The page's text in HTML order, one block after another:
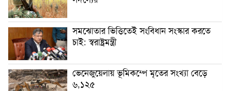
সমঝোতার ভিত্তিতেই সংবিধান সংস্কার করতে
চাই: স্বরাষ্ট্রমন্ত্রী
ভেনেজুয়েলায় ভূমিকম্পে মৃতের সংখ্যা বেড়ে
৬,১২৫